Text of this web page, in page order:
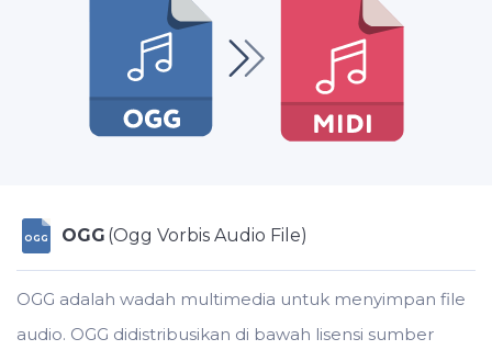
OGG OGG (Ogg Vorbis Audio File)
OGG adalah wadah multimedia untuk menyimpan file
audio. OGG didistribusikan di bawah lisensi sumber